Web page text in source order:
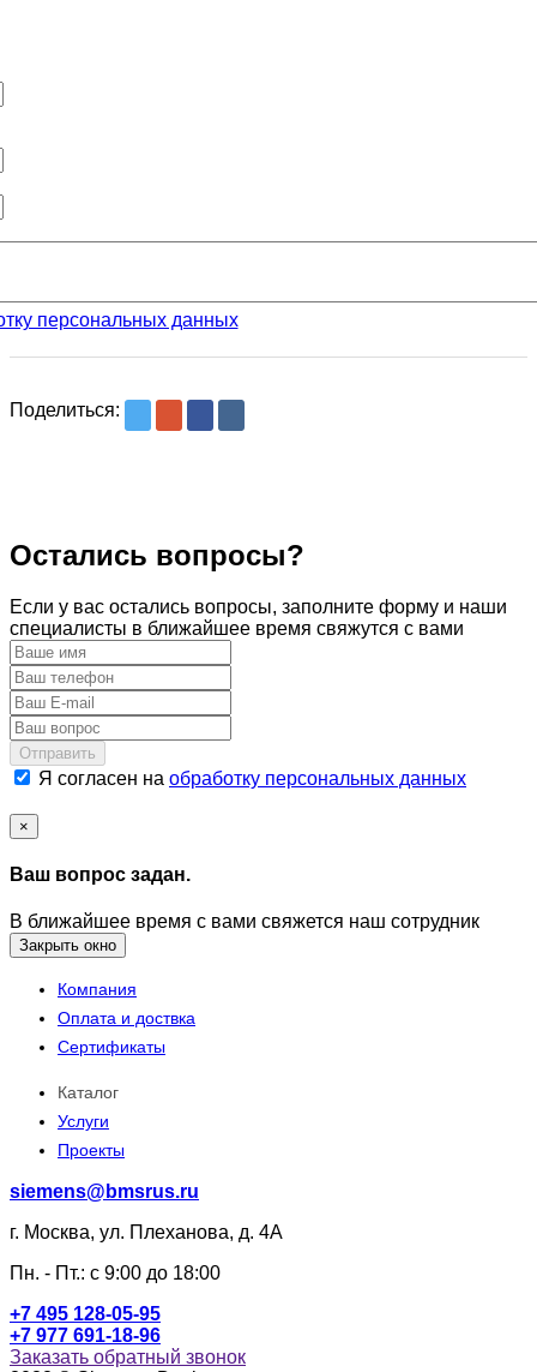
персональных данных
Поделиться:
Остались вопросы?
Если у вас остались вопросы, заполните форму и наши
специалисты в ближайшее время свяжутся с вами
Отправить
Я согласен на обработку персональных данных
×
Ваш вопрос задан.
В ближайшее время с вами свяжется наш сотрудник
Закрыть окно
Компания
Оплата и доствка
Сертификаты
Каталог
Услуги
Проекты
siemens@bmsrus.ru
г. Москва, ул. Плеханова, д. 4А
Пн. - Пт.: c 9:00 до 18:00
+7 495 128-05-95
+7 977 691-18-96
Заказать обратный звонок